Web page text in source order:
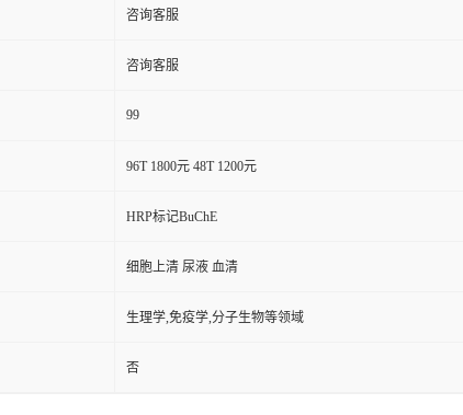
咨询客服
咨询客服
99
96T 1800元 48T 1200元
HRP标记BuChE
细胞上清 尿液 血清
生理学,免疫学,分子生物等领域
否